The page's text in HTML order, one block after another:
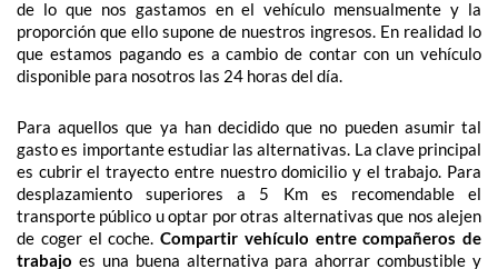
de lo que nos gastamos en el vehículo mensualmente y la
proporción que ello supone de nuestros ingresos. En realidad lo
que estamos pagando es a cambio de contar con un vehículo
disponible para nosotros las 24 horas del día.
Para aquellos que ya han decidido que no pueden asumir tal
gasto es importante estudiar las alternativas. La clave principal
es cubrir el trayecto entre nuestro domicilio y el trabajo. Para
desplazamiento superiores a 5 Km es recomendable el
transporte público u optar por otras alternativas que nos alejen
de coger el coche. Compartir vehículo entre compañeros de
trabajo es una buena alternativa para ahorrar combustible y